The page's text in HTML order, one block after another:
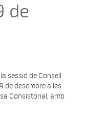
de
sessió de Consell
de desembre a les
Consistorial, amb